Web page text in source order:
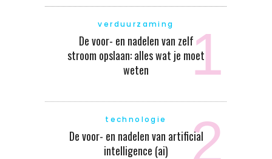
verduurzaming
De voor- en nadelen van zelf
stroom opslaan: alles wat je moet
weten
technologie
De voor- en nadelen van artificial
intelligence (ai)